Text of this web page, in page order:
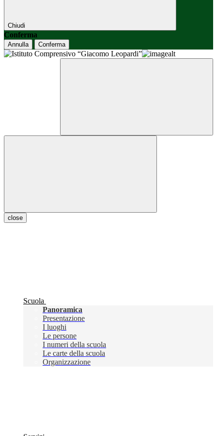
Chiudi
Conferma
Annulla Conferma
close
Scuola
Panoramica
Presentazione
I luoghi
Le persone
I numeri della scuola
Le carte della scuola
Organizzazione